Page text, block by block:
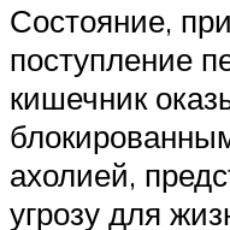
Состояние,
поступление
кишечник
ахолией,
угрозу для